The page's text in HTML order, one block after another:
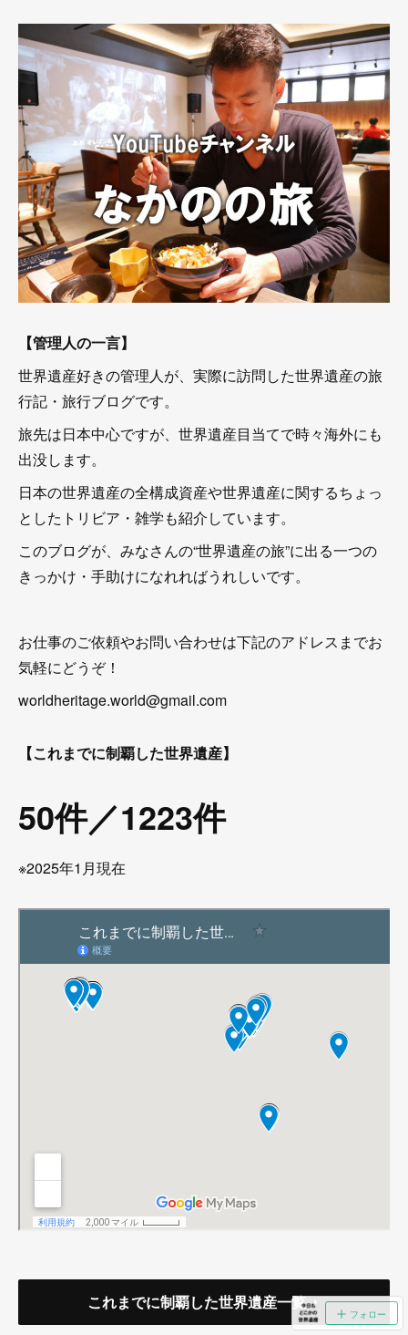
【管理人の一言】
世界遺産好きの管理人が、実際に訪問した世界遺産の旅
行記・旅行ブログです。
旅先は日本中心ですが、世界遺産目当てで時々海外にも
出没します。
日本の世界遺産の全構成資産や世界遺産に関するちょっ
としたトリビア・雑学も紹介しています。
このブログが、みなさんの“世界遺産の旅”に出る一つの
きっかけ・手助けになれればうれしいです。
お仕事のご依頼やお問い合わせは下記のアドレスまでお
気軽にどうぞ！
worldheritage.world@gmail.com
【これまでに制覇した世界遺産】
50件／1223件
※2025年1月現在
これまでに制覇した世界遺産一覧
フォロー